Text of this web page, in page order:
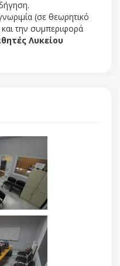
(σε θεωρητικό
την συμπεριφορά
Λυκείου